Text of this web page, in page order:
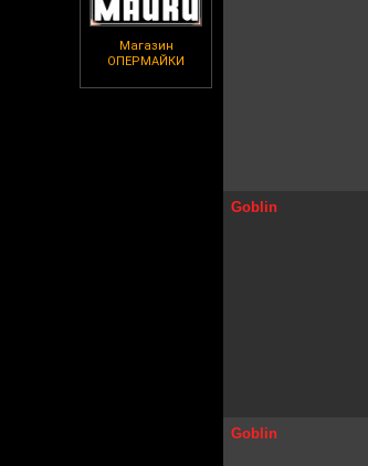
Магазин
ОПЕРМАЙКИ
Goblin
Goblin